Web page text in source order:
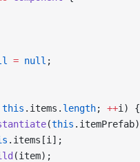
= null ;
this .items. length; ++i) {
(this
.items[i];
(item);